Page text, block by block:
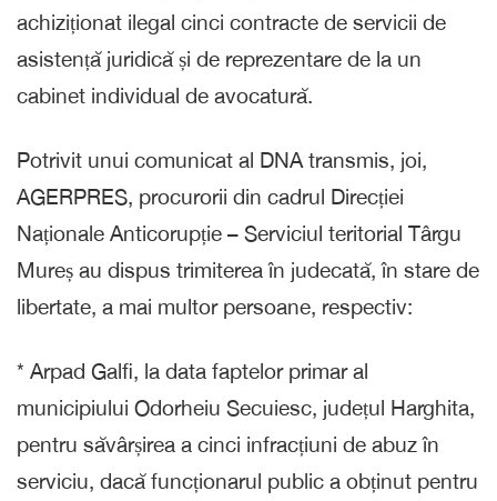
achiziționat ilegal cinci contracte de servicii de
asistență juridică și de reprezentare de la un
cabinet individual de avocatură.
Potrivit unui comunicat al DNA transmis, joi,
AGERPRES, procurorii din cadrul Direcției
Naționale Anticorupție – Serviciul teritorial Târgu
Mureș au dispus trimiterea în judecată, în stare de
libertate, a mai multor persoane, respectiv:
* Arpad Galfi, la data faptelor primar al
municipiului Odorheiu Secuiesc, județul Harghita,
pentru săvârșirea a cinci infracțiuni de abuz în
serviciu, dacă funcționarul public a obținut pentru